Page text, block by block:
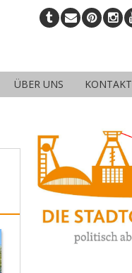
ÜBER UNS KONTAKT